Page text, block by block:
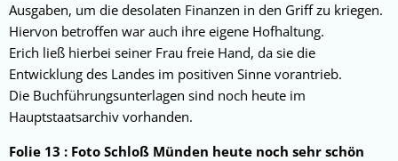
Ausgaben, um die desolaten Finanzen in den Griff zu kriegen.
Hiervon betroffen war auch ihre eigene Hofhaltung.
Erich ließ hierbei seiner Frau freie Hand, da sie die
Entwicklung des Landes im positiven Sinne vorantrieb.
Die Buchführungsunterlagen sind noch heute im
Hauptstaatsarchiv vorhanden.
Folie 13 : Foto Schloß Münden heute noch sehr schön